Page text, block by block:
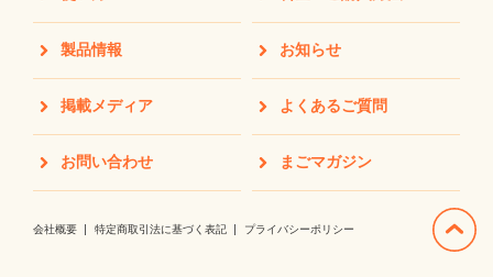
製品情報 お知らせ
掲載メディア よくあるご質問
お問い合わせ まごマガジン
会社概要 特定商取引法に基づく表記 プライバシーポリシー